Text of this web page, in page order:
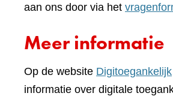
aan ons door via het
Meer informatie
Op de website Digitoegankelijk
informatie over digitale